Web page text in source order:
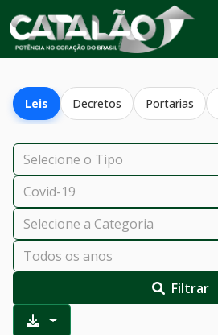
Leis Decretos Portarias
Filtrar